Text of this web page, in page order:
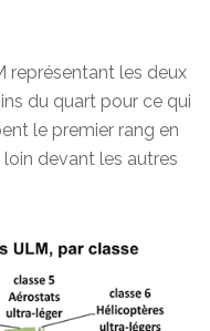
représentant les deux
du quart pour ce qui
le premier rang en
loin devant les autres